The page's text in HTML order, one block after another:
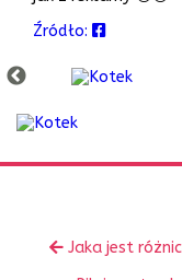
Źródło:
inne Poprzedni
Jaka jest